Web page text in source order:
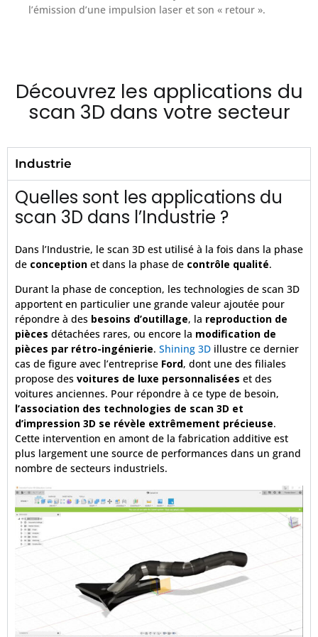
l’émission d’une impulsion laser et son « retour ».
Découvrez les applications du
scan 3D dans votre secteur
Industrie
Quelles sont les applications du
scan 3D dans l’Industrie ?
Dans l’Industrie, le scan 3D est utilisé à la fois dans la phase
de conception et dans la phase de contrôle qualité.
Durant la phase de conception, les technologies de scan 3D
apportent en particulier une grande valeur ajoutée pour
répondre à des besoins d’outillage, la reproduction de
pièces détachées rares, ou encore la modification de
pièces par rétro-ingénierie. Shining 3D illustre ce dernier
cas de figure avec l’entreprise Ford, dont une des filiales
propose des voitures de luxe personnalisées et des
voitures anciennes. Pour répondre à ce type de besoin,
l’association des technologies de scan 3D et
d’impression 3D se révèle extrêmement précieuse.
Cette intervention en amont de la fabrication additive est
plus largement une source de performances dans un grand
nombre de secteurs industriels.